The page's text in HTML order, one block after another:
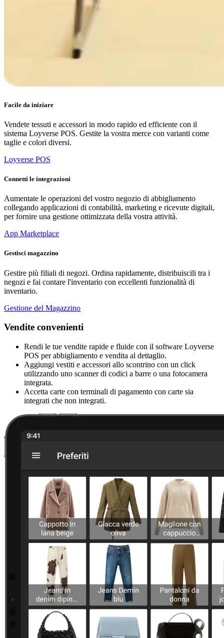
Facile da iniziare
Vendete tessuti e accessori in modo rapido ed efficiente con il
sistema Loyverse POS. Gestite la vostra merce con varianti come
taglie e colori diversi.
Loyverse POS
Connetti le integrazioni
Aumentate le operazioni del vostro negozio di abbigliamento
collegando applicazioni di contabilità, marketing e ricevute digitali,
per fornire una gestione ottimizzata della vostra attività.
App Marketplace
Gestisci magazzino
Gestire più filiali di negozi. Ordina rapidamente, distribuiscili tra i
negozi e fai contare l'inventario con eccellenti funzionalità di
inventario.
Gestione del Magazzino
Vendite convenienti
Rendi le tue vendite rapide e fluide con il software Loyverse
POS per abbigliamento e vendita al dettaglio.
Aggiungi vestiti e accessori allo scontrino con un click
utilizzando uno scanner di codici a barre o una fotocamera
integrata.
Accetta carte con terminali di pagamento con carte sia
integrati che non integrati.